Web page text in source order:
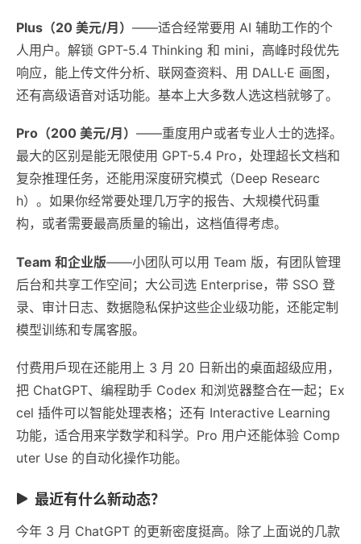
Plus（20 美元/月） ——适合经常要用 AI 辅助工作的个
人用户。解锁 GPT-5.4 Thinking 和 mini，高峰时段优先
响应，能上传文件分析、联网查资料、用 DALL·E 画图，
还有高级语音对话功能。基本上大多数人选这档就够了。
Pro（200 美元/月） ——重度用户或者专业人士的选择。
最大的区别是能无限使用 GPT-5.4 Pro，处理超长文档和
复杂推理任务，还能用深度研究模式（Deep Researc
h）。如果你经常要处理几万字的报告、大规模代码重
构，或者需要最高质量的输出，这档值得考虑。
Team 和企业版——小团队可以用 Team 版，有团队管理
后台和共享工作空间；大公司选 Enterprise，带 SSO 登
录、审计日志、数据隐私保护这些企业级功能，还能定制
模型训练和专属客服。
付费用戶现在还能用上 3 月 20 日新出的桌面超级应用，
把 ChatGPT、编程助手 Codex 和浏览器整合在一起；Ex
cel 插件可以智能处理表格；还有 Interactive Learning
功能，适合用来学数学和科学。Pro 用户还能体验 Comp
uter Use 的自动化操作功能。
最近有什么新动态？
今年 3 月 ChatGPT 的更新密度挺高。除了上面说的几款